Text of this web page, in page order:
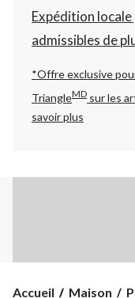
Expédition
admissibles de
*Offre exclusive
TriangleMD sur les
savoir plus
Accueil Maison